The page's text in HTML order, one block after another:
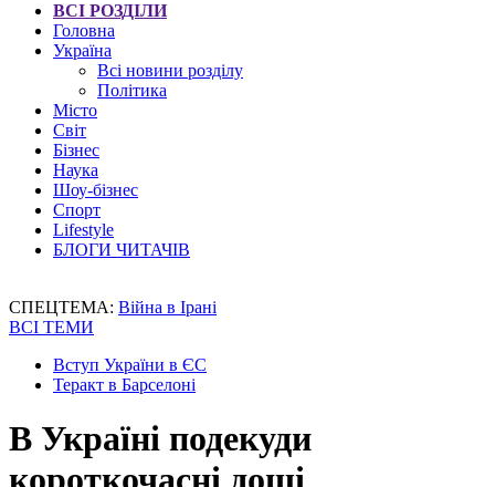
ВСІ РОЗДІЛИ
Головна
Україна
Всі новини розділу
Політика
Місто
Світ
Бізнес
Наука
Шоу-бізнес
Спорт
Lifestyle
БЛОГИ ЧИТАЧІВ
СПЕЦТЕМА: Війна в Ірані
ВСІ ТЕМИ
Вступ України в ЄС
Теракт в Барселоні
В Україні подекуди